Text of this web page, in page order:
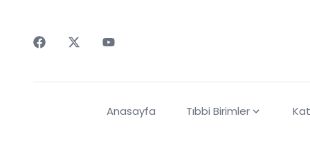
Anasayfa Tıbbi Birimler